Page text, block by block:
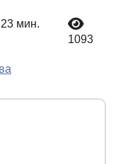
23 мин.
1093